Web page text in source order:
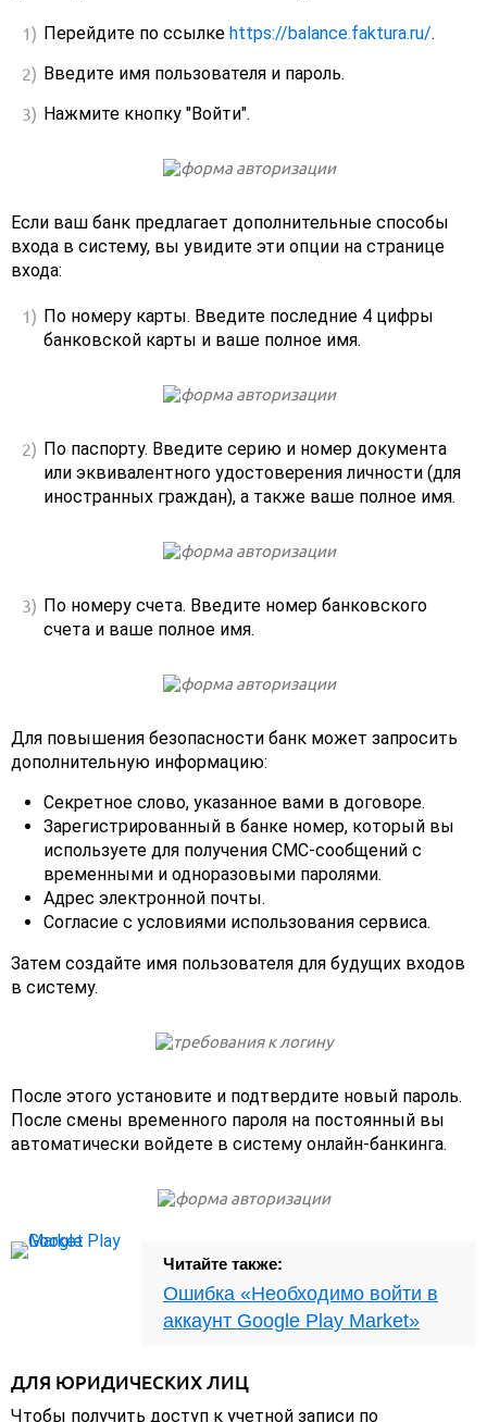
Перейдите по ссылке https://balance.faktura.ru/.
Введите имя пользователя и пароль.
Нажмите кнопку "Войти".
Если ваш банк предлагает дополнительные способы
входа в систему, вы увидите эти опции на странице
входа:
По номеру карты. Введите последние 4 цифры
банковской карты и ваше полное имя.
По паспорту. Введите серию и номер документа
или эквивалентного удостоверения личности (для
иностранных граждан), а также ваше полное имя.
По номеру счета. Введите номер банковского
счета и ваше полное имя.
Для повышения безопасности банк может запросить
дополнительную информацию:
Секретное слово, указанное вами в договоре.
Зарегистрированный в банке номер, который вы
используете для получения СМС-сообщений с
временными и одноразовыми паролями.
Адрес электронной почты.
Согласие с условиями использования сервиса.
Затем создайте имя пользователя для будущих входов
в систему.
После этого установите и подтвердите новый пароль.
После смены временного пароля на постоянный вы
автоматически войдете в систему онлайн-банкинга.
Читайте также:
Ошибка «Необходимо войти в
аккаунт Google Play Market»
ДЛЯ ЮРИДИЧЕСКИХ ЛИЦ
Чтобы получить доступ к учетной записи по